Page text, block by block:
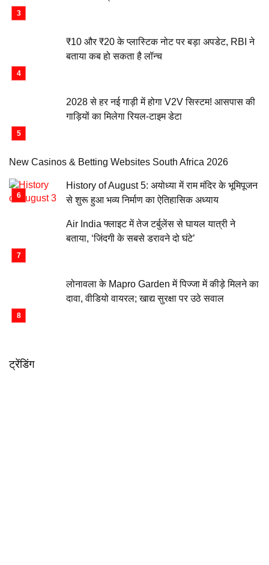
₹10 और ₹20 के प्लास्टिक नोट पर बड़ा अपडेट, RBI ने
बताया कब हो सकता है लॉन्च
2028 से हर नई गाड़ी में होगा V2V सिस्टम! आसपास की
गाड़ियों का मिलेगा रियल-टाइम डेटा
New Casinos & Betting Websites South Africa 2026
History of August 5: अयोध्या में राम मंदिर के भूमिपूजन
से शुरू हुआ भव्य निर्माण का ऐतिहासिक अध्याय
Air India फ्लाइट में तेज टर्बुलेंस से घायल यात्री ने
बताया, ‘जिंदगी के सबसे डरावने दो घंटे’
लोनावला के Mapro Garden में पिज्जा में कीड़े मिलने का
दावा, वीडियो वायरल; खाद्य सुरक्षा पर उठे सवाल
ट्रेंडिंग